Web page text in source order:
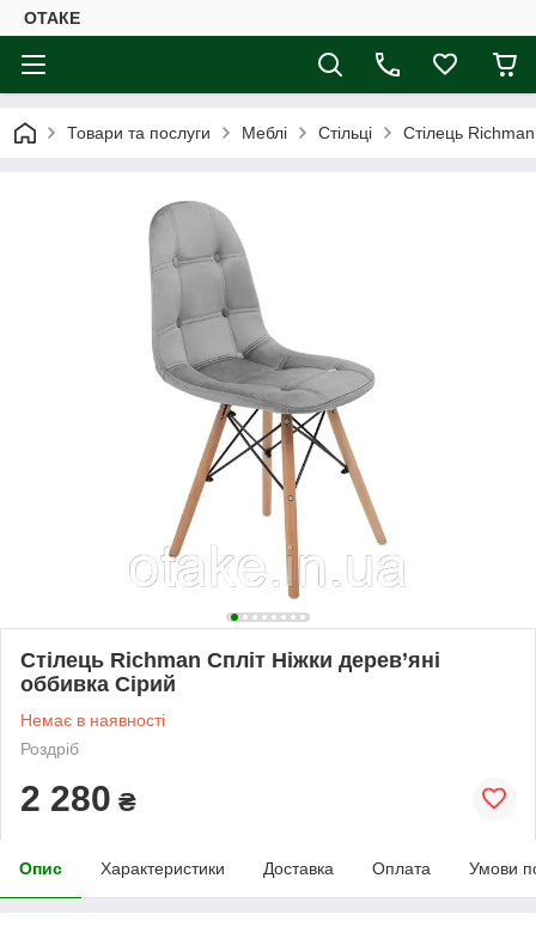
ОТАКЕ
Товари та послуги Меблі Стільці Стілець
Стілець Richman Спліт Ніжки дерев’яні
оббивка Сірий
Немає в наявності
Роздріб
2 280 ₴
Опис Характеристики Доставка Оплата Умови